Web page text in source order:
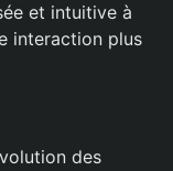
et intuitive à
interaction plus
des